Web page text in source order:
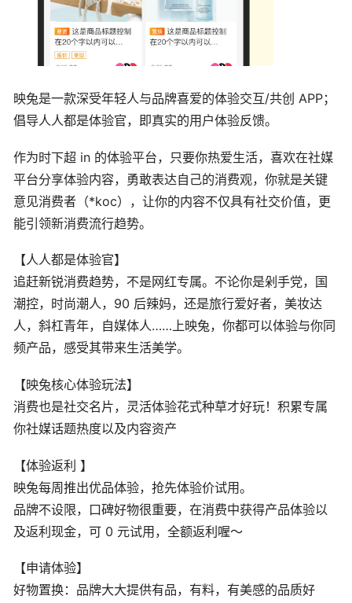
映兔是一款深受年轻人与品牌喜爱的体验交互/共创 APP；
倡导人人都是体验官，即真实的用户体验反馈。
作为时下超 in 的体验平台，只要你热爱生活，喜欢在社媒
平台分享体验内容，勇敢表达自己的消费观，你就是关键
意见消费者（*koc），让你的内容不仅具有社交价值，更
能引领新消费流行趋势。
【人人都是体验官】
追赶新锐消费趋势，不是网红专属。不论你是剁手党，国
潮控，时尚潮人，90 后辣妈，还是旅行爱好者，美妆达
人，斜杠青年，自媒体人……上映兔，你都可以体验与你同
频产品，感受其带来生活美学。
【映兔核心体验玩法】
消费也是社交名片，灵活体验花式种草才好玩！积累专属
你社媒话题热度以及内容资产
【体验返利 】
映兔每周推出优品体验，抢先体验价试用。
品牌不设限，口碑好物很重要，在消费中获得产品体验以
及返利现金，可 0 元试用，全额返利喔～
【申请体验】
好物置换：品牌大大提供有品，有料，有美感的品质好